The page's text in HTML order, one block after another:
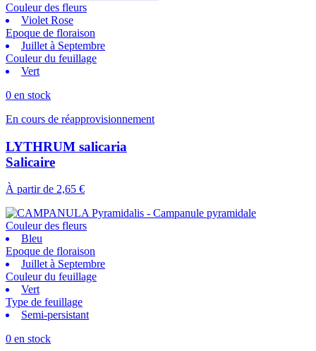
Couleur des fleurs
Violet Rose
Epoque de floraison
Juillet à Septembre
Couleur du feuillage
Vert
0 en stock
En cours de réapprovisionnement
LYTHRUM salicaria
Salicaire
À partir de 2,65 €
Couleur des fleurs
Bleu
Epoque de floraison
Juillet à Septembre
Couleur du feuillage
Vert
Type de feuillage
Semi-persistant
0 en stock